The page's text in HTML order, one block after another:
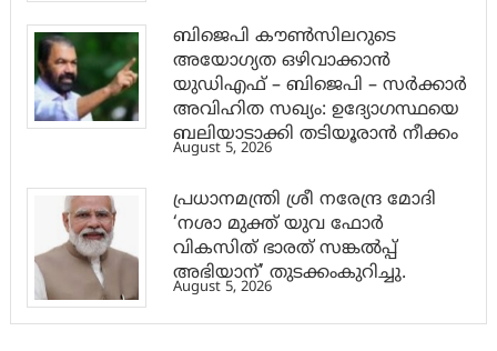
ബിജെപി കൗൺസിലറുടെ
അയോഗ്യത ഒഴിവാക്കാൻ
യുഡിഎഫ് – ബിജെപി – സർക്കാർ
അവിഹിത സഖ്യം: ഉദ്യോഗസ്ഥയെ
ബലിയാടാക്കി തടിയൂരാൻ നീക്കം
August 5, 2026
പ്രധാനമന്ത്രി ശ്രീ നരേന്ദ്ര മോദി
‘നശാ മുക്ത് യുവ ഫോർ
വികസിത് ഭാരത് സങ്കൽപ്പ്
അഭിയാന്’ തുടക്കംകുറിച്ചു.
August 5, 2026